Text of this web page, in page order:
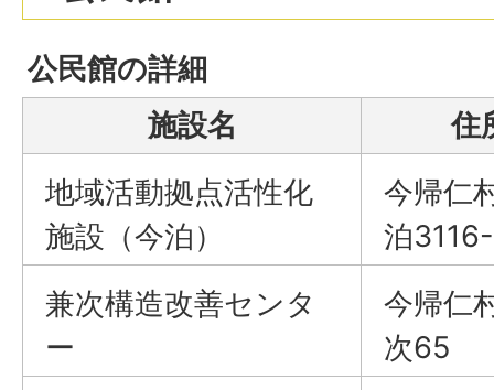
公民館の詳細
施設名
住
地域活動拠点活性化
施設（今泊）
今帰仁
泊
兼次構造改善センタ
ー
今帰仁
次65